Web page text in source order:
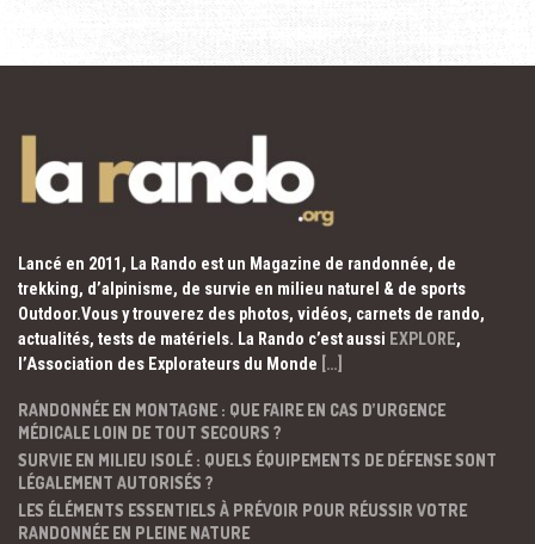
Lancé en 2011, La Rando est un Magazine de randonnée, de
trekking, d’alpinisme, de survie en milieu naturel & de sports
Outdoor.Vous y trouverez des photos, vidéos, carnets de rando,
actualités, tests de matériels. La Rando c’est aussi EXPLORE,
l’Association des Explorateurs du Monde […]
RANDONNÉE EN MONTAGNE : QUE FAIRE EN CAS D’URGENCE
MÉDICALE LOIN DE TOUT SECOURS ?
SURVIE EN MILIEU ISOLÉ : QUELS ÉQUIPEMENTS DE DÉFENSE SONT
LÉGALEMENT AUTORISÉS ?
LES ÉLÉMENTS ESSENTIELS À PRÉVOIR POUR RÉUSSIR VOTRE
RANDONNÉE EN PLEINE NATURE